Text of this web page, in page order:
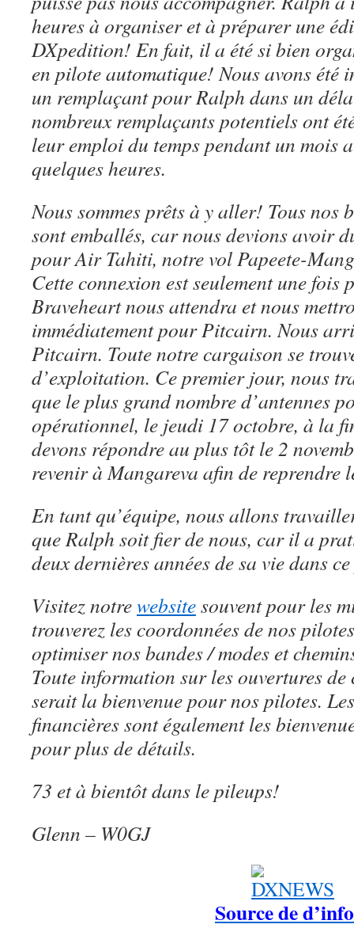
heures à organiser et à préparer une
DXpedition! En fait, il a été si bien
en pilote automatique! Nous avons été
un remplaçant pour Ralph dans un
nombreux remplaçants potentiels ont
leur emploi du temps pendant un mois
quelques heures.
Nous sommes prêts à y aller! Tous nos
sont emballés, car nous devions avoir
pour Air Tahiti, notre vol Papeete-
Cette connexion est seulement une fois
Braveheart nous attendra et nous
immédiatement pour Pitcairn. Nous
Pitcairn. Toute notre cargaison se
d’exploitation. Ce premier jour, nous
que le plus grand nombre d’antennes
opérationnel, le jeudi 17 octobre, à la
devons répondre au plus tôt le 2
revenir à Mangareva afin de reprendre
En tant qu’équipe, nous allons
que Ralph soit fier de nous, car il a
deux dernières années de sa vie dans
Visitez notrewebsitesouvent pour les
trouverez les coordonnées de nos
optimiser nos bandes / modes et
Toute information sur les ouvertures
serait la bienvenue pour nos pilotes.
financières sont également les
pour plus de détails.
73 et à bientôt dans le pileups!
Glenn – W0GJ
Source de d’info